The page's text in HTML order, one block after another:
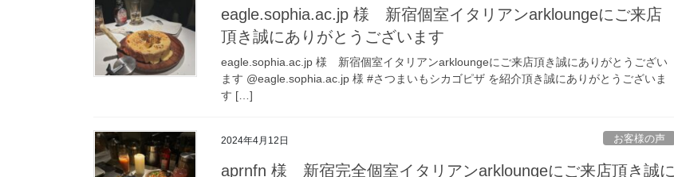
eagle.sophia.ac.jp 様 新宿個室イタリアンarkloungeにご来店
頂き誠にありがとうございます
eagle.sophia.ac.jp 様 新宿個室イタリアンarkloungeにご来店頂き誠にありがとうござい
ます @eagle.sophia.ac.jp 様 #さつまいもシカゴピザ を紹介頂き誠にありがとうございま
す […]
2024年4月12日 お客様の声
aprnfn 様 新宿完全個室イタリアンarkloungeにご来店頂き誠に